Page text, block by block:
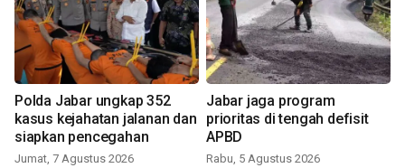
Polda Jabar ungkap 352
kasus kejahatan jalanan dan
siapkan pencegahan
Jumat, 7 Agustus 2026
Jabar jaga program
prioritas di tengah defisit
APBD
Rabu, 5 Agustus 2026